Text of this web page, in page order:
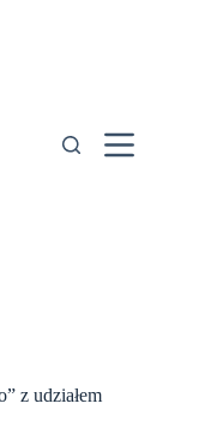
z udziałem